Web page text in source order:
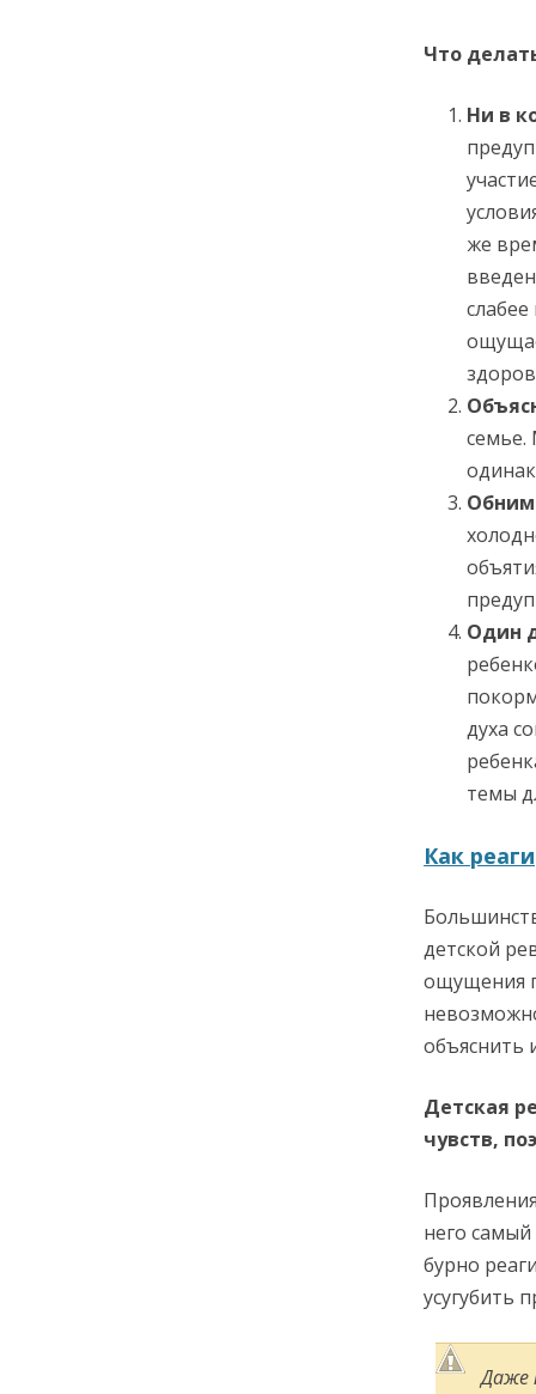
Что
Ни в
же
семье.
Один
духа
темы
Как
детской
ощущения
объяснить
Детская
чувств,
него
бурно
усугубить
Даже